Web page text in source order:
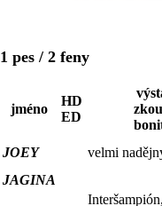
1 pes / 2 feny
jméno
HD
ED
JOEY
velmi
JAGINA